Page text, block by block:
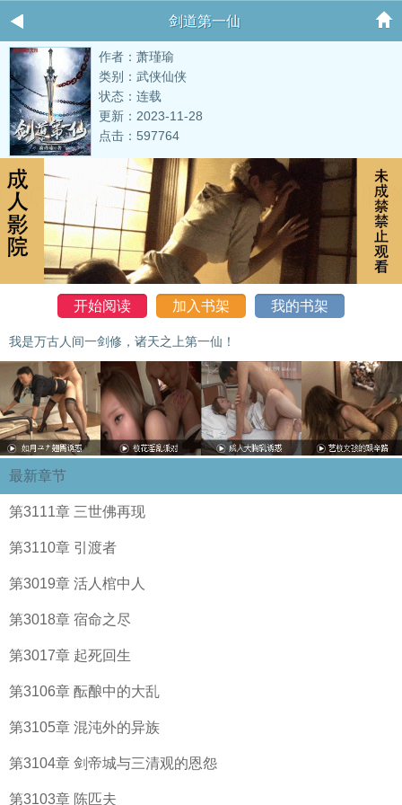
剑道第一仙
作者：萧瑾瑜
类别：武侠仙侠
状态：连载
更新：2023-11-28
点击：597764
开始阅读 加入书架 我的书架
我是万古人间一剑修，诸天之上第一仙！
最新章节
第3111章 三世佛再现
第3110章 引渡者
第3019章 活人棺中人
第3018章 宿命之尽
第3017章 起死回生
第3106章 酝酿中的大乱
第3105章 混沌外的异族
第3104章 剑帝城与三清观的恩怨
第3103章 陈匹夫